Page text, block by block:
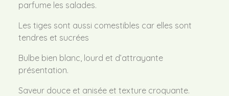
parfume les salades.
Les tiges sont aussi comestibles car elles sont
tendres et sucrées
Bulbe bien blanc, lourd et d’attrayante
présentation.
Saveur douce et anisée et texture croquante.